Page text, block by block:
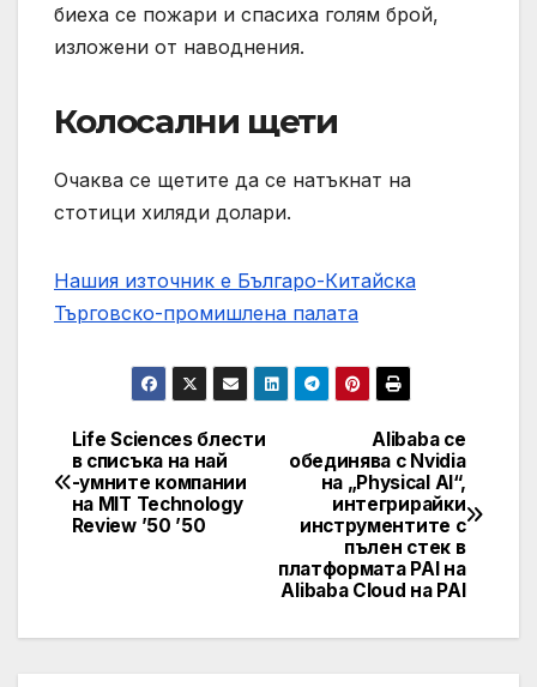
биеха се пожари и спасиха голям брой,
изложени от наводнения.
Колосални щети
Очаква се щетите да се натъкнат на
стотици хиляди долари.
Нашия източник е Българо-Китайска
Търговско-промишлена палaта
Post
navigation
Alibaba се
обединява с Nvidia
на „Physical AI“,
интегрирайки
инструментите с
пълен стек в
платформата PAI на
Alibaba Cloud на PAI
Life Sciences блести
в списъка на най
-умните компании
на MIT Technology
Review ’50 ’50